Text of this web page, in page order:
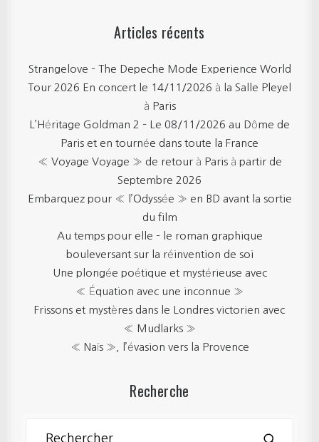
Articles récents
Strangelove – The Depeche Mode Experience World
Tour 2026 En concert le 14/11/2026 à la Salle Pleyel
à Paris
L’Héritage Goldman 2 – Le 08/11/2026 au Dôme de
Paris et en tournée dans toute la France
« Voyage Voyage » de retour à Paris à partir de
Septembre 2026
Embarquez pour « l’Odyssée » en BD avant la sortie
du film
Au temps pour elle – le roman graphique
bouleversant sur la réinvention de soi
Une plongée poétique et mystérieuse avec
« Équation avec une inconnue »
Frissons et mystères dans le Londres victorien avec
« Mudlarks »
« Naïs », l’évasion vers la Provence
Recherche